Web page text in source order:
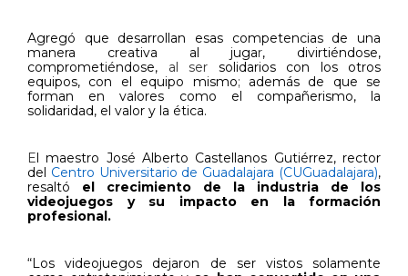
Agregó que desarrollan esas competencias de una
manera creativa al jugar, divirtiéndose,
comprometiéndose, al ser solidarios con los otros
equipos, con el equipo mismo; además de que se
forman en valores como el compañerismo, la
solidaridad, el valor y la ética.
El maestro José Alberto Castellanos Gutiérrez, rector
del Centro Universitario de Guadalajara (CUGuadalajara),
resaltó el crecimiento de la industria de los
videojuegos y su impacto en la formación
profesional.
“Los videojuegos dejaron de ser vistos solamente